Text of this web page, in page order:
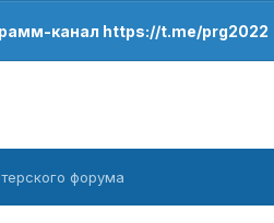
канал https://t.me/prg2022
форума